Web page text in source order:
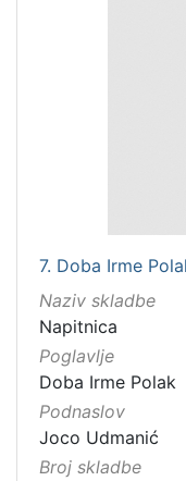
7. Doba Irme
Naziv skladbe
Napitnica
Poglavlje
Doba Irme Polak
Podnaslov
Joco Udmanić
Broj skladbe